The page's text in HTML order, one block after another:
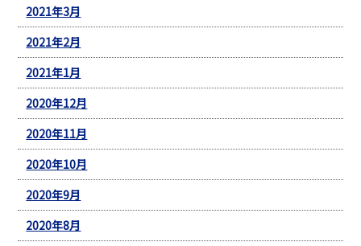
2021年3月
2021年2月
2021年1月
2020年12月
2020年11月
2020年10月
2020年9月
2020年8月